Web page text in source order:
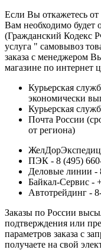
Если Вы откажетесь
Вам необходимо будет
(Гражданский Кодекс
услуга " самовывоз
заказа с менеджером
магазине по интернет
Курьерская
экономически
Курьерская
Почта России
от региона)
ПЭК - 8 (495)
Деловые линии -
Байкал-Сервис -
Автотрейдинг -
Заказы по России
подтверждения или
параметров заказа с
получаете на свой